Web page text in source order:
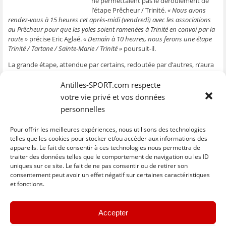
Antilles-SPORT.com respecte
votre vie privé et vos données
personnelles
Pour offrir les meilleures expériences, nous utilisons des technologies
telles que les cookies pour stocker et/ou accéder aux informations des
appareils. Le fait de consentir à ces technologies nous permettra de
traiter des données telles que le comportement de navigation ou les ID
uniques sur ce site. Le fait de ne pas consentir ou de retirer son
consentement peut avoir un effet négatif sur certaines caractéristiques
et fonctions.
Accepter
r
e
)
t
r
e
)
ê
t
r
e
)
e
)
f
e
n
ê
t
e
l’étape Prêcheur / Trinité.« Nous avons
rendez-vous à 15 heures cet après-midi (vendredi) avec les associations
au Prêcheur pour que les yoles soient ramenées à Trinité en convoi par la
route » précise Eric Aglaé.« Demain à 10 heures, nous ferons une étape
Trinité / Tartane / Sainte-Marie / Trinité » poursuit-il.
La grande étape, attendue par certains, redoutée par d’autres, n’aura
savaient que les équipages auraient beaucoup souffert sur un
parcours inédit qui s’annonçait long et éprouvant. Sur la régate
proposée, les écarts ne pourront pas être conséquents. Il faudra sans
doute tenter le tout pour le tout dimanche lors de la dernière étape
bonne nouvelle pour le leader UFR / Chanflor ?
C
l
u
C
l
u
C
l
i
p
o
u
C
l
u
C
l
u